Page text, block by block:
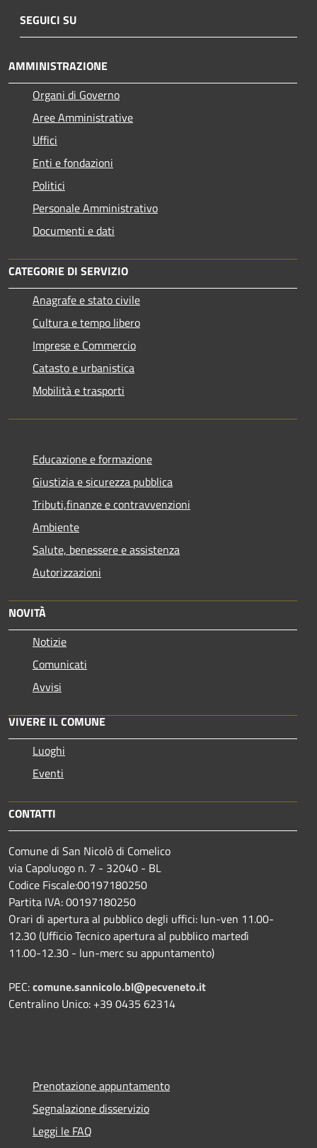
SEGUICI SU
AMMINISTRAZIONE
Organi di Governo
Aree Amministrative
Uffici
Enti e fondazioni
Politici
Personale Amministrativo
Documenti e dati
CATEGORIE DI SERVIZIO
Anagrafe e stato civile
Cultura e tempo libero
Imprese e Commercio
Catasto e urbanistica
Mobilità e trasporti
Educazione e formazione
Giustizia e sicurezza pubblica
Tributi,finanze e contravvenzioni
Ambiente
Salute, benessere e assistenza
Autorizzazioni
NOVITÀ
Notizie
Comunicati
Avvisi
VIVERE IL COMUNE
Luoghi
Eventi
CONTATTI
Comune di San Nicolò di Comelico
via Capoluogo n. 7 - 32040 - BL
Codice Fiscale:00197180250
Partita IVA: 00197180250
Orari di apertura al pubblico degli uffici: lun-ven 11.00-
12.30 (Ufficio Tecnico apertura al pubblico martedì
11.00-12.30 - lun-merc su appuntamento)
PEC:comune.sannicolo.bl@pecveneto.it
Centralino Unico: +39 0435 62314
Prenotazione appuntamento
Segnalazione disservizio
Leggi le FAQ